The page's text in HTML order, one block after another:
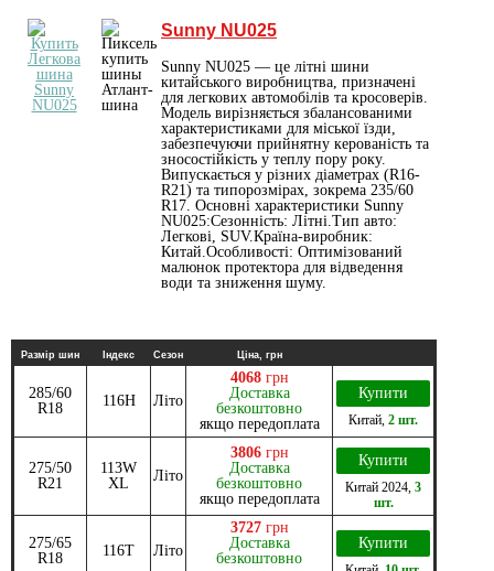
Sunny NU025
Sunny NU025 — це літні шини
китайського виробництва, призначені
для легкових автомобілів та кросоверів.
Модель вирізняється збалансованими
характеристиками для міської їзди,
забезпечуючи прийнятну керованість та
зносостійкість у теплу пору року.
Випускається у різних діаметрах (R16-
R21) та типорозмірах, зокрема 235/60
R17. Основні характеристики Sunny
NU025:Сезонність: Літні.Тип авто:
Легкові, SUV.Країна-виробник:
Китай.Особливості: Оптимізований
малюнок протектора для відведення
води та зниження шуму.
Размір шин Індекс Сезон Ціна, грн
285/60
R18
116H Літо
4068 грн
Доставка
безкоштовно
якщо передоплата
Купити
Китай 2 шт.
275/50
R21
113W
XL
Літо
3806 грн
Доставка
безкоштовно
якщо передоплата
Купити
Китай 2024 3
шт.
275/65
R18
116T Літо
3727 грн
Доставка
безкоштовно
Купити